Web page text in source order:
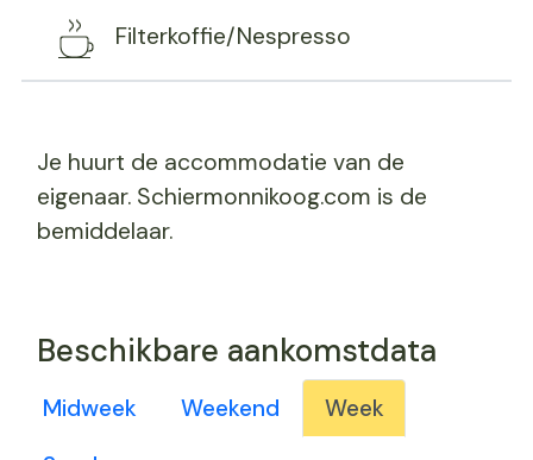
Filterkoffie/Nespresso
Je huurt de accommodatie van de
eigenaar. Schiermonnikoog.com is de
bemiddelaar.
Beschikbare aankomstdata
Midweek Weekend
Week